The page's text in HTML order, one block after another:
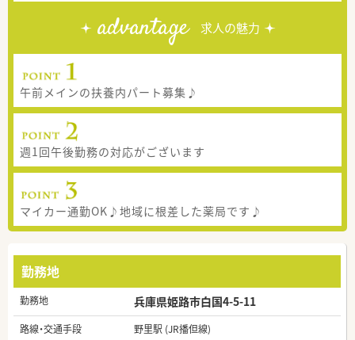
advantage 求人の魅力
午前メインの扶養内パート募集♪
週1回午後勤務の対応がございます
マイカー通勤OK♪地域に根差した薬局です♪
勤務地
勤務地 兵庫県姫路市白国4-5-11
路線・交通手段
野里駅 (JR播但線)